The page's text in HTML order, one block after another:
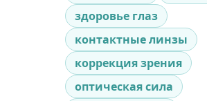
здоровье глаз
контактные линзы
коррекция зрения
оптическая сила